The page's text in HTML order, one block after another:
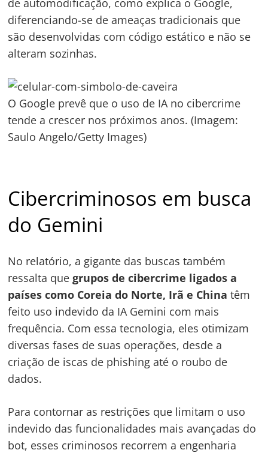
diferenciando-se de ameaças tradicionais que
são desenvolvidas com código estático e não se
alteram sozinhas.
O Google prevê que o uso de IA no cibercrime
tende a crescer nos próximos anos. (Imagem:
Saulo Angelo/Getty Images)
Cibercriminosos em busca
do Gemini
No relatório, a gigante das buscas também
ressalta quegrupos de cibercrime ligados a
países como Coreia do Norte, Irã e China têm
feito uso indevido da IA Gemini com mais
frequência. Com essa tecnologia, eles otimizam
diversas fases de suas operações, desde a
criação de iscas de phishing até o roubo de
dados.
Para contornar as restrições que limitam o uso
indevido das funcionalidades mais avançadas do
bot, esses criminosos recorrem a engenharia